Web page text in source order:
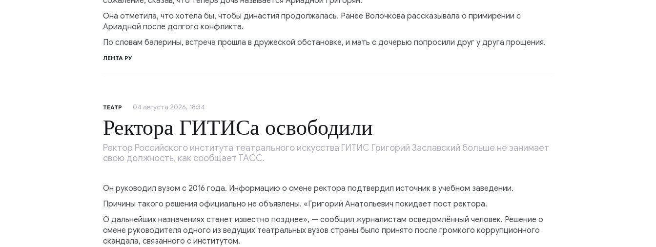
Она отметила, что хотела бы, чтобы династия продолжалась. Ранее Волочкова рассказывала о примирении с
Ариадной после долгого конфликта.
По словам балерины, встреча прошла в дружеской обстановке, и мать с дочерью попросили друг у друга прощения.
ЛЕНТА РУ
ТЕАТР 04 августа 2026, 18:34
Ректора ГИТИСа освободили
Ректор Российского института театрального искусства ГИТИС Григорий Заславский больше не занимает
свою должность, как сообщает ТАСС.
Он руководил вузом с 2016 года. Информацию о смене ректора подтвердил источник в учебном заведении.
Причины такого решения официально не объявлены. «Григорий Анатольевич покидает пост ректора.
О дальнейших назначениях станет известно позднее», — сообщил журналистам осведомлённый человек. Решение о
смене руководителя одного из ведущих театральных вузов страны было принято после громкого коррупционного
скандала, связанного с институтом.